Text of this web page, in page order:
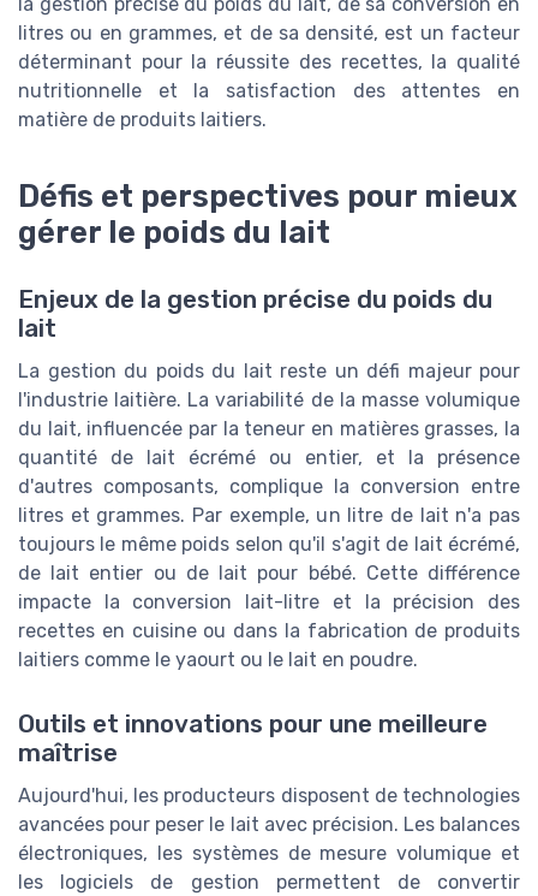
la gestion précise du poids du lait, de sa conversion en
litres ou en grammes, et de sa densité, est un facteur
déterminant pour la réussite des recettes, la qualité
nutritionnelle et la satisfaction des attentes en
matière de produits laitiers.
Défis et perspectives pour mieux
gérer le poids du lait
Enjeux de la gestion précise du poids du
lait
La gestion du poids du lait reste un défi majeur pour
l'industrie laitière. La variabilité de la masse volumique
du lait, influencée par la teneur en matières grasses, la
quantité de lait écrémé ou entier, et la présence
d'autres composants, complique la conversion entre
litres et grammes. Par exemple, un litre de lait n'a pas
toujours le même poids selon qu'il s'agit de lait écrémé,
de lait entier ou de lait pour bébé. Cette différence
impacte la conversion lait-litre et la précision des
recettes en cuisine ou dans la fabrication de produits
laitiers comme le yaourt ou le lait en poudre.
Outils et innovations pour une meilleure
maîtrise
Aujourd'hui, les producteurs disposent de technologies
avancées pour peser le lait avec précision. Les balances
électroniques, les systèmes de mesure volumique et
les logiciels de gestion permettent de convertir